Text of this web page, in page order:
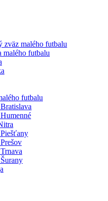
zväz malého futbalu
malého futbalu
futbalu